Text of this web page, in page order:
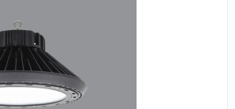
XEM CHI TIẾT